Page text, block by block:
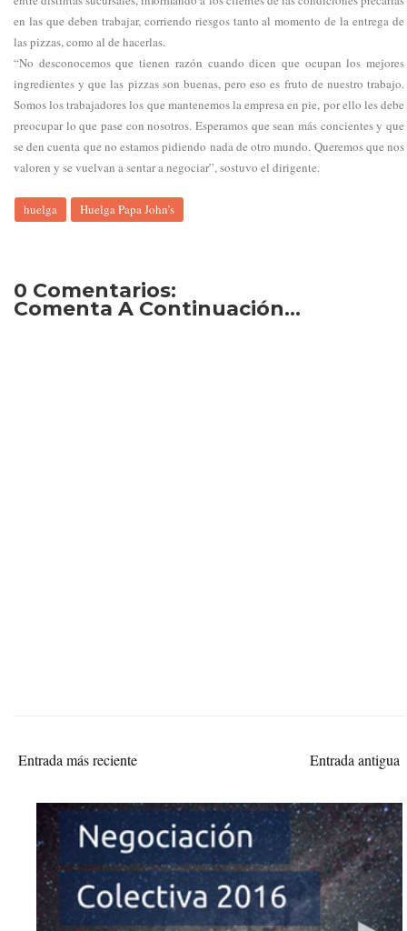
en las que deben trabajar, corriendo riesgos tanto al momento de la entrega de
las pizzas, como al de hacerlas.
“No desconocemos que tienen razón cuando dicen que ocupan los mejores
ingredientes y que las pizzas son buenas, pero eso es fruto de nuestro trabajo.
Somos los trabajadores los que mantenemos la empresa en pie, por ello les debe
preocupar lo que pase con nosotros. Esperamos que sean más concientes y que
se den cuenta que no estamos pidiendo nada de otro mundo. Queremos que nos
valoren y se vuelvan a sentar a negociar”, sostuvo el dirigente.
huelga Huelga Papa John’s
0 Comentarios:
Comenta A Continuación...
Entrada más reciente Entrada antigua